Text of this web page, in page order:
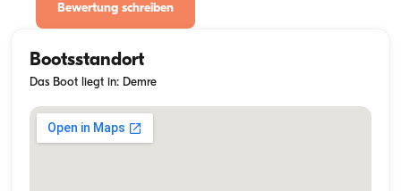
Bewertung schreiben
Bootsstandort
Das Boot liegt in: Demre